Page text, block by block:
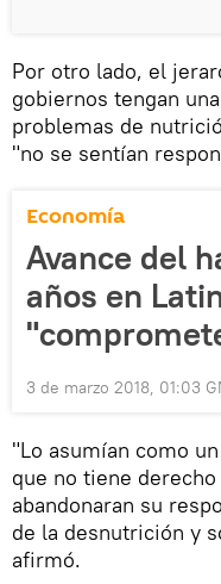
Por otro lado, el
gobiernos tengan
problemas de
"no se sentían
Economía
Avance del
años en
3 de marzo 2018, 01:03
"Lo asumían como
que no tiene
abandonaran su
de la desnutrición y
afirmó.